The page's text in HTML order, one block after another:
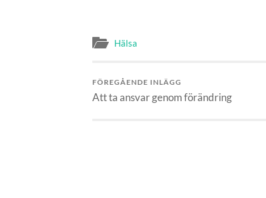
Hälsa
FÖREGÅENDE INLÄGG
Att ta ansvar genom förändring